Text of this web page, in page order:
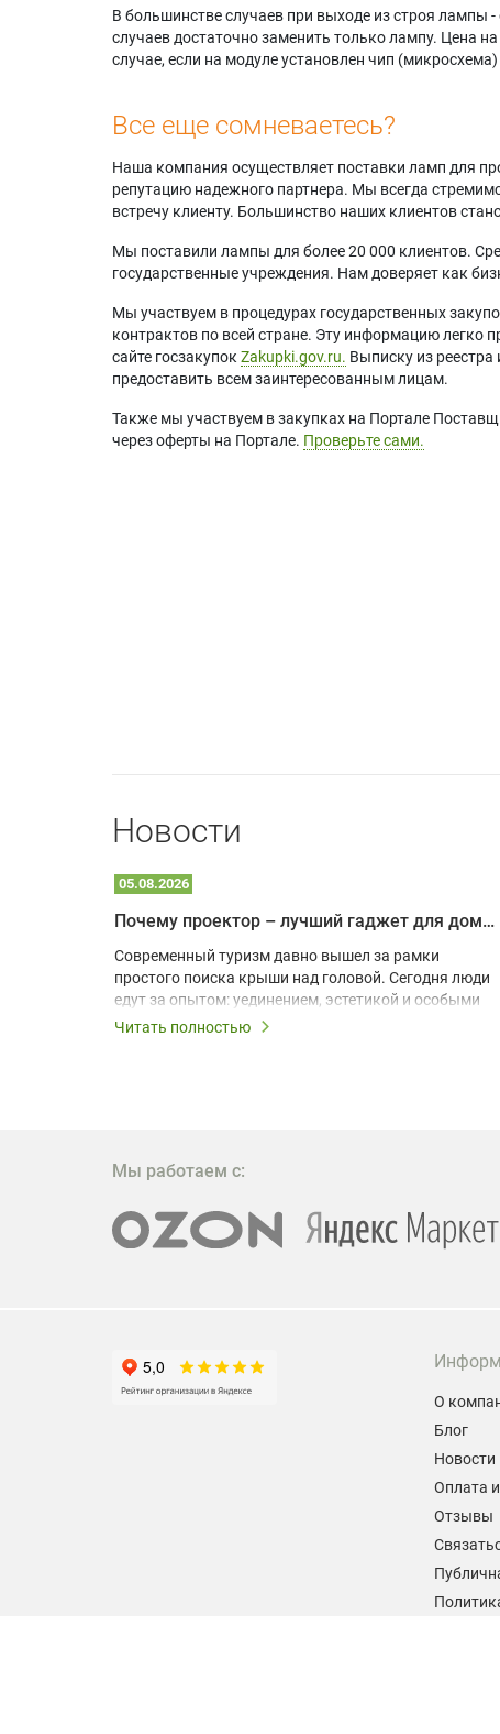
В большинстве случаев при выходе из строя лампы
случаев достаточно заменить только лампу. Цена
случае, если на модуле установлен чип
Все еще сомневаетесь?
Наша компания осуществляет поставки ламп для
репутацию надежного партнера. Мы всегда
встречу клиенту. Большинство наших клиентов
Мы поставили лампы для более 20 000 клиентов.
государственные учреждения. Нам доверяет как
Мы участвуем в процедурах государственных
контрактов по всей стране. Эту информацию легко
сайте госзакупок Zakupki.gov.ru. Выписку из
предоставить всем заинтересованным лицам.
Также мы участвуем в закупках на Портале
через оферты на Портале. Проверьте сами.
Новости
05.08.2026
Почему проектор – лучший гаджет для домика в глэмпинге
Современный туризм давно вышел за рамки
простого поиска крыши над головой. Сегодня люди
едут за опытом: уединением, эстетикой и особыми
ощущениями. Владельцы A-frame домов,
эффективных и бюджетных способов стать
проектора.
Читать полностью
Мы работаем с:
О
Блог
Новости
Оплата
Отзывы